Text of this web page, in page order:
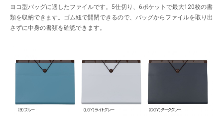
ヨコ型バッグに適したファイルです。5仕切り、6ポケットで最大120枚の書
類を収納できます。ゴム紐で開閉できるので、バッグからファイルを取り出
さずに中身の書類を確認できます。